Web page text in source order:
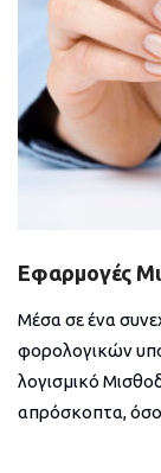
Εφαρμογές
Μέσα σε ένα
φορολογικών
λογισμικό
απρόσκοπτα, όσο